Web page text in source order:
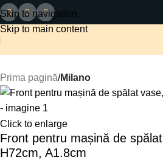
Skip to navigation
Skip to main content
Prima pagină Milano
Click to enlarge
Front pentru mașină de
H72cm, A1.8cm